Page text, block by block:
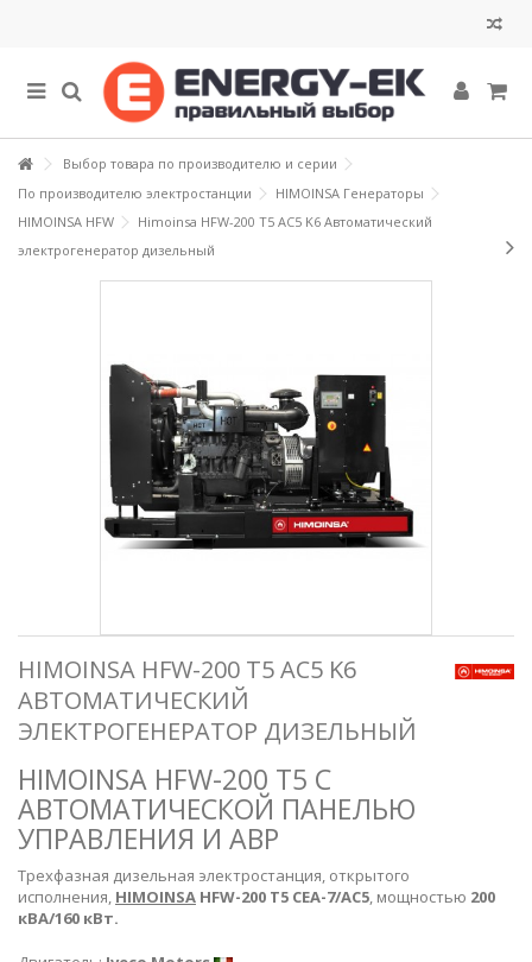
Выбор товара по производителю и серии
По производителю электростанции
HIMOINSA Генераторы
HIMOINSA HFW
Himoinsa HFW-200 T5 AC5 K6 Автоматический
электрогенератор дизельный
HIMOINSA HFW-200 T5 AC5 K6
АВТОМАТИЧЕСКИЙ
ЭЛЕКТРОГЕНЕРАТОР ДИЗЕЛЬНЫЙ
HIMOINSA HFW-200 T5 С
АВТОМАТИЧЕСКОЙ ПАНЕЛЬЮ
УПРАВЛЕНИЯ И АВР
Трехфазная дизельная электростанция, открытого
исполнения, HIMOINSA HFW-200 T5 CEA-7/AC5, мощностью 200
кВА/160 кВт.